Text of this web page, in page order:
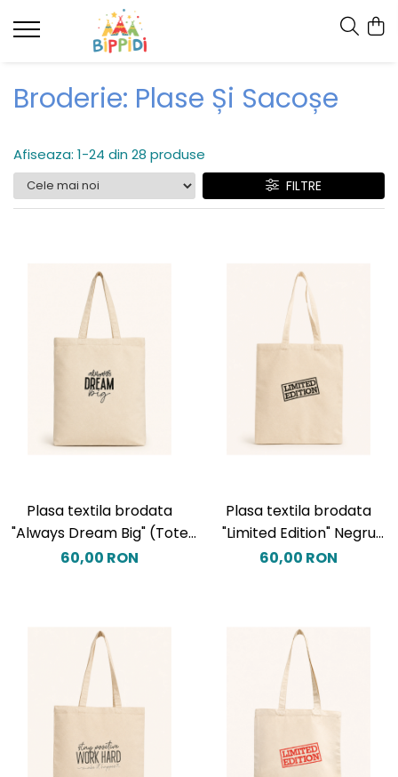
Broderie: Plase Și Sacoșe
Afiseaza: 1-24 din 28 produse
FILTRE
Plasa textila brodata
"Always Dream Big" (Tote
Bag)
60,00 RON
Plasa textila brodata
"Limited Edition" Negru
(Tote Bag)
60,00 RON